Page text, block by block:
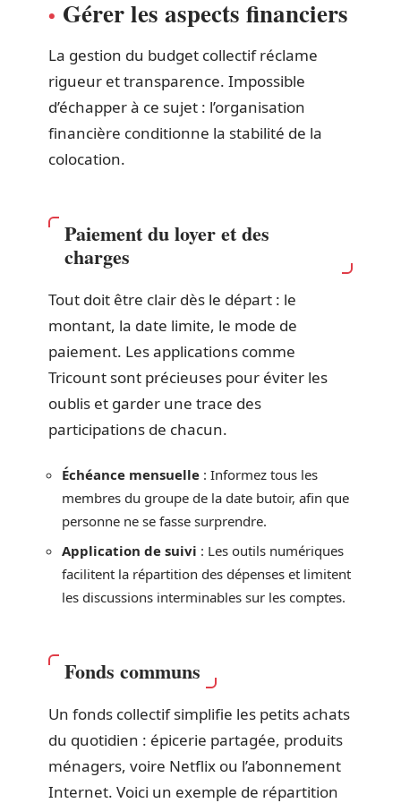
Gérer les aspects financiers
La gestion du budget collectif réclame
rigueur et transparence. Impossible
d’échapper à ce sujet : l’organisation
financière conditionne la stabilité de la
colocation.
Paiement du loyer et des
charges
Tout doit être clair dès le départ : le
montant, la date limite, le mode de
paiement. Les applications comme
Tricount sont précieuses pour éviter les
oublis et garder une trace des
participations de chacun.
Échéance mensuelle : Informez tous les
membres du groupe de la date butoir, afin que
personne ne se fasse surprendre.
Application de suivi : Les outils numériques
facilitent la répartition des dépenses et limitent
les discussions interminables sur les comptes.
Fonds communs
Un fonds collectif simplifie les petits achats
du quotidien : épicerie partagée, produits
ménagers, voire Netflix ou l’abonnement
Internet. Voici un exemple de répartition